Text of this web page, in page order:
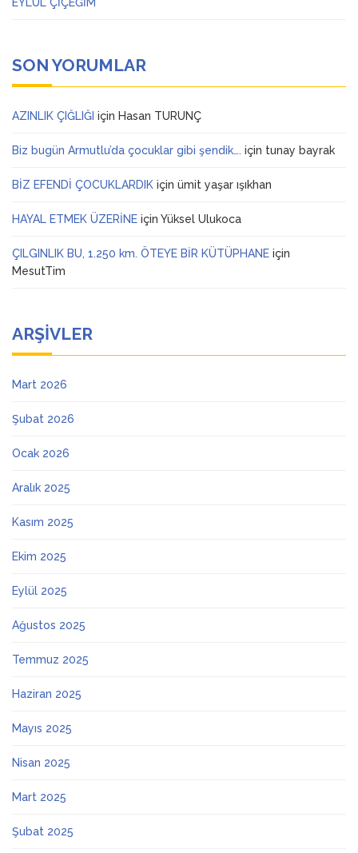
SON YORUMLAR
AZINLIK ÇIĞLIĞI için Hasan TURUNÇ
Biz bugün Armutlu’da çocuklar gibi şendik…. için tunay bayrak
BİZ EFENDİ ÇOCUKLARDIK için ümit yaşar ışıkhan
HAYAL ETMEK ÜZERİNE için Yüksel Ulukoca
ÇILGINLIK BU, 1.250 km. ÖTEYE BİR KÜTÜPHANE için
MesutTim
ARŞIVLER
Mart 2026
Şubat 2026
Ocak 2026
Aralık 2025
Kasım 2025
Ekim 2025
Eylül 2025
Ağustos 2025
Temmuz 2025
Haziran 2025
Mayıs 2025
Nisan 2025
Mart 2025
Şubat 2025